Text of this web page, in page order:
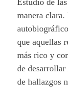
r
a
l
a
manera clara.
que aquellas
más rico y
de
de hallazgos